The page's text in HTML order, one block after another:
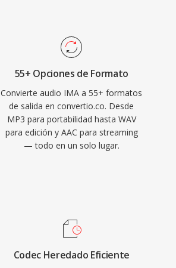
55+ Opciones de Formato
Convierte audio IMA a 55+ formatos
de salida en convertio.co. Desde
MP3 para portabilidad hasta WAV
para edición y AAC para streaming
— todo en un solo lugar.
Codec Heredado Eficiente